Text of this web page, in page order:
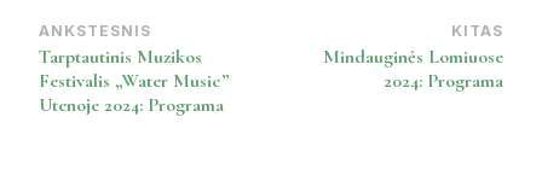
Post
Navigation
ANKSTESNIS
Tarptautinis Muzikos
Festivalis „Water Music”
Utenoje 2024: Programa
KITAS
Mindauginės Lomiuose
2024: Programa